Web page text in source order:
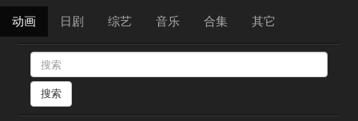
动画 日剧 综艺 音乐 合集 其它
搜索